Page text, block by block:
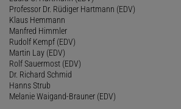
Professor Dr. Rüdiger Hartmann (EDV)
Klaus Hemmann
Manfred Himmler
Rudolf Kempf (EDV)
Martin Lay (EDV)
Rolf Sauermost (EDV)
Dr. Richard Schmid
Hanns Strub
Melanie Waigand-Brauner (EDV)